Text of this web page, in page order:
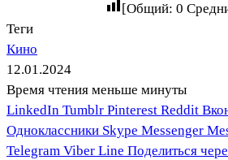
[Общий: 0
Теги
Кино
12.01.2024
Время чтения меньше минуты
LinkedIn Tumblr Pinterest Reddit
Одноклассники Skype Messenger
Telegram Viber Line Поделиться